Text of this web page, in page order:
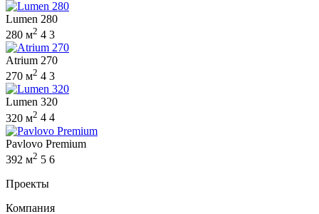
Lumen 280
280 м2 4 3
Atrium 270
270 м2 4 3
Lumen 320
320 м2 4 4
Pavlovo Premium
392 м2 5 6
Проекты
Компания